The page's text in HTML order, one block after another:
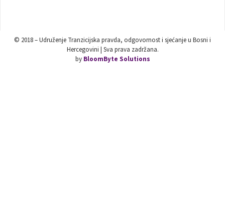
© 2018 – Udruženje Tranzicijska pravda, odgovornost i sjećanje u Bosni i
Hercegovini | Sva prava zadržana.
by BloomByte Solutions